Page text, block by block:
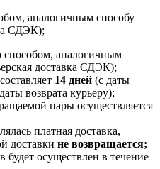
аналогичным способу
СДЭК);
способом, аналогичным
доставка СДЭК);
14 дней (с даты
возврата курьеру);
пары осуществляется
платная доставка,
доставки не возвращается;
будет осуществлен в течение